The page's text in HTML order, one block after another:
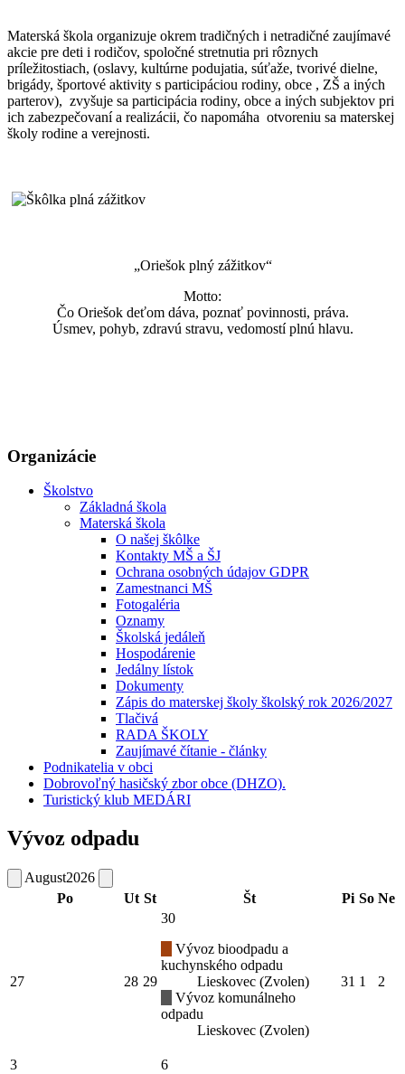
Materská škola organizuje okrem tradičných i netradičné zaujímavé
akcie pre deti i rodičov, spoločné stretnutia pri rôznych
príležitostiach, (oslavy, kultúrne podujatia, súťaže, tvorivé dielne,
brigády, športové aktivity s participáciou rodiny, obce , ZŠ a iných
parterov), zvyšuje sa participácia rodiny, obce a iných subjektov pri
ich zabezpečovaní a realizácii, čo napomáha otvoreniu sa materskej
školy rodine a verejnosti.
„Oriešok plný zážitkov“
Motto:
Čo Oriešok deťom dáva, poznať povinnosti, práva.
Úsmev, pohyb, zdravú stravu, vedomostí plnú hlavu.
Organizácie
Školstvo
Základná škola
Materská škola
O našej škôlke
Kontakty MŠ a ŠJ
Ochrana osobných údajov GDPR
Zamestnanci MŠ
Fotogaléria
Oznamy
Školská jedáleň
Hospodárenie
Jedálny lístok
Dokumenty
Zápis do materskej školy školský rok 2026/2027
Tlačivá
RADA ŠKOLY
Zaujímavé čítanie - články
Podnikatelia v obci
Dobrovoľný hasičský zbor obce (DHZO).
Turistický klub MEDÁRI
Vývoz odpadu
August2026
Po
Ut St Št Pi So Ne
27 28 29
30
Vývoz bioodpadu a
kuchynského odpadu
Lieskovec (Zvolen)
Vývoz komunálneho
odpadu
Lieskovec (Zvolen)
31 1 2
3
6